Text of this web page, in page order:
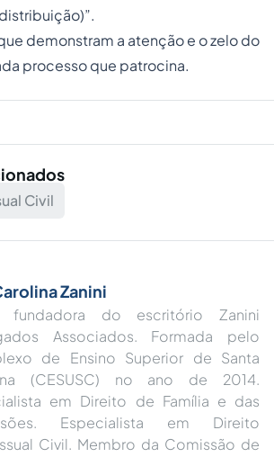
demonstram a atenção e o zelo do
processo que patrocina.
Civil
Zanini
fundadora do escritório Zanini
Associados. Formada pelo
de Ensino Superior de Santa
(CESUSC) no ano de 2014.
em Direito de Família e das
Especialista em Direito
Civil. Membro da Comissão de